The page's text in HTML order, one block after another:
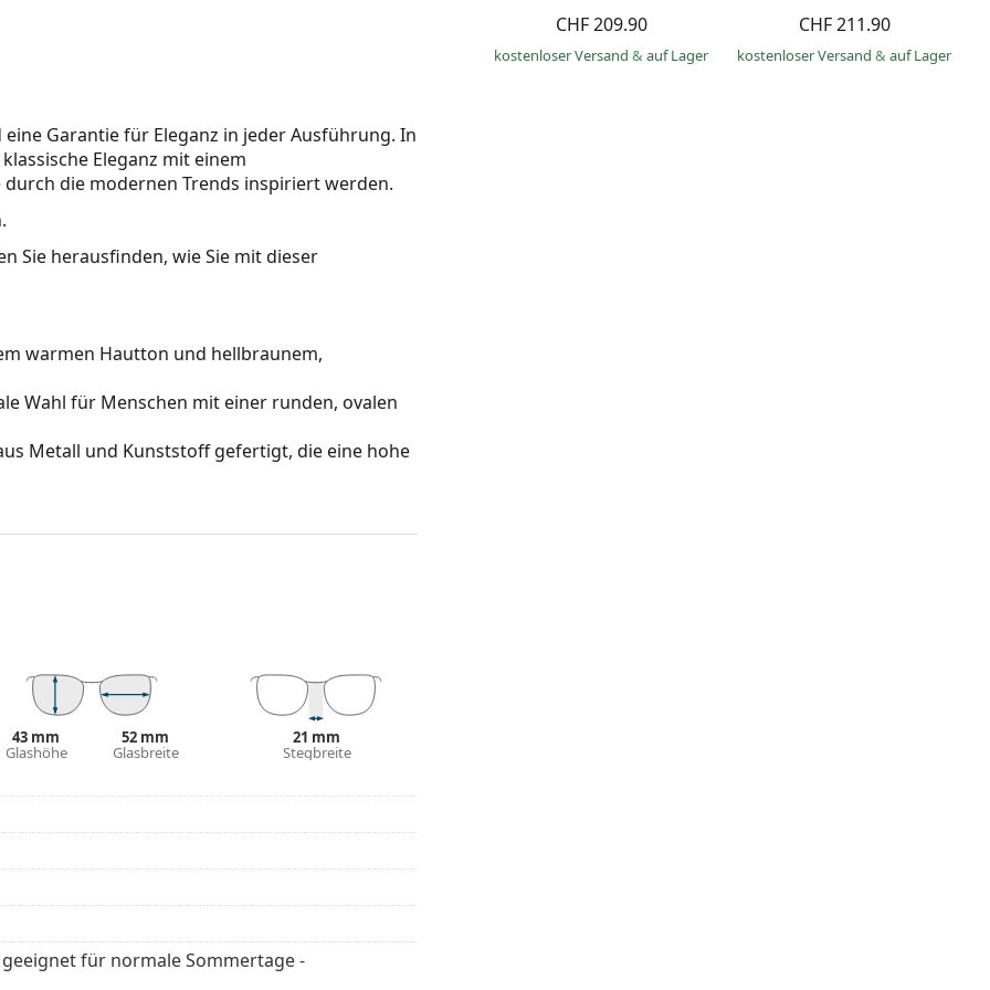
CHF 209.90
kostenloser Versand& auf Lager
CHF 211.90
kostenloser Versand& auf Lager
Garantie für Eleganz in jeder Ausführung. In
Eleganz mit einem
die modernen Trends inspiriert werden.
Sie herausfinden, wie Sie mit dieser
warmen Hautton und hellbraunem,
Wahl für Menschen mit einer runden, ovalen
Metall und Kunststoff gefertigt, die eine hohe
filtern Reflektionen heraus und sorgen für
Menschen mit Kurzsichtigkeit empfohlen.
vor Sonnenlicht bietet. Die Gläser der
2 (Lichtdurchlässig­keit 18 – 43% ). Sie
mittlere Sonneneinstrahlung und für den
des Etuis und sein Design können
der Sonnenbrille. Einige Modelle können
, um weitere Modelle beliebter Marken zu
43 mm
Glashöhe
52 mm
Glasbreite
21 mm
Stegbreite
für normale Sommertage -